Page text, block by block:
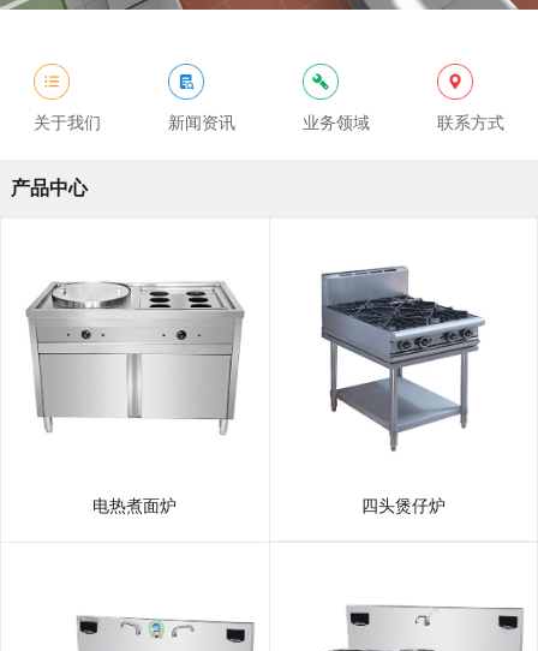
关于我们 新闻资讯 业务领域 联系方式
产品中心
电热煮面炉 四头煲仔炉